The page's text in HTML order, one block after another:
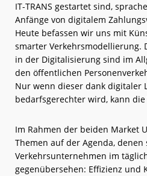
IT-TRANS gestartet sind,
Anfänge von digitalem
Heute befassen wir uns mit
smarter Verkehrsmodellierung.
in der Digitalisierung sind im
den öffentlichen
Nur wenn dieser dank digitaler
bedarfsgerechter wird, kann
Im Rahmen der beiden Market
Themen auf der Agenda, denen
Verkehrsunternehmen im
gegenübersehen: Effizienz und